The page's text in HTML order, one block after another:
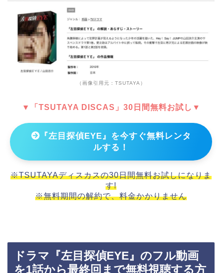
（画像引用元：TSUTAYA）
▼「TSUTAYA DISCAS」30日間無料お試し▼
『左目探偵EYE』を今すぐ無料レンタ
ルする！
※TSUTAYAディスカスの30日間無料お試しになりま
す!
※無料期間の解約で、料金かかりません
ドラマ『左目探偵EYE』のフル動画
を1話から最終回まで無料視聴する方